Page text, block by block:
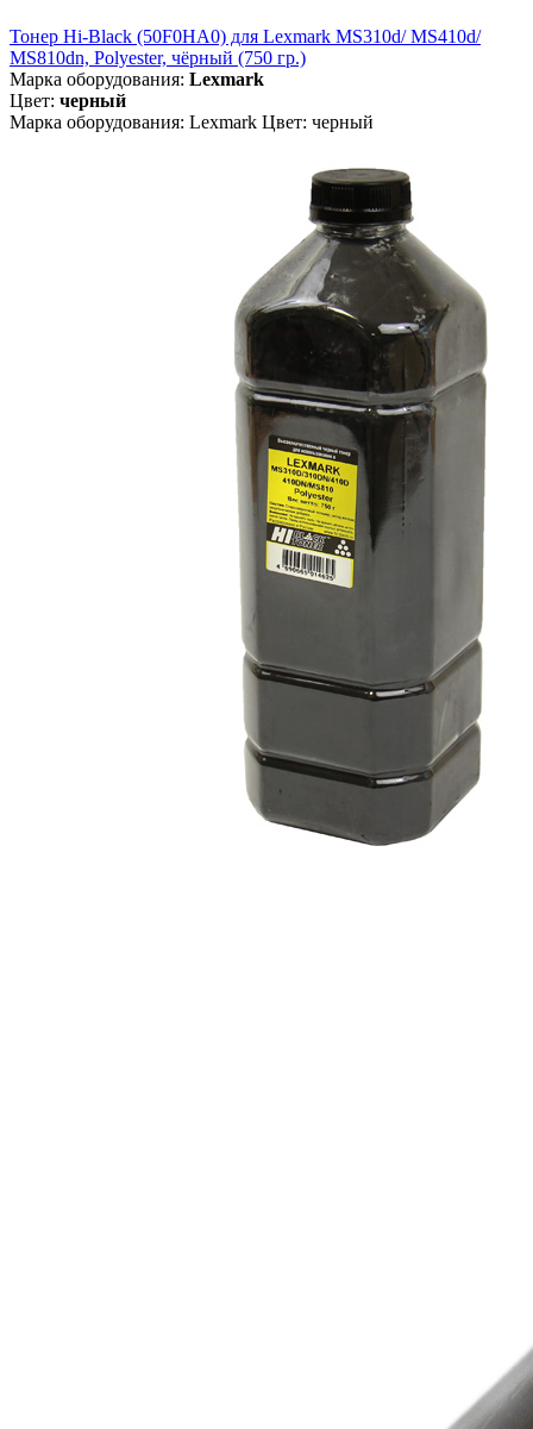
Тонер Hi-Black (50F0HA0) для Lexmark MS310d/ MS410d/
MS810dn, Polyester, чёрный (750 гр.)
Марка оборудования: Lexmark
Цвет: черный
Марка оборудования: Lexmark Цвет: черный